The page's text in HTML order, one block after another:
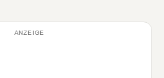
ANZEIGE